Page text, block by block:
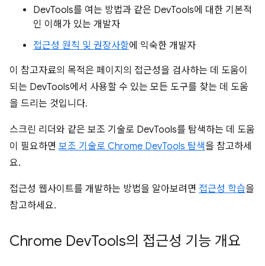
DevTools를 여는 방법과 같은 DevTools에 대한 기본적
인 이해가 있는 개발자
접근성 원칙 및 권장사항에 익숙한 개발자
이 참고자료의 목적은 페이지의 접근성을 검사하는 데 도움이
되는 DevTools에서 사용할 수 있는 모든 도구를 찾는 데 도움
을 드리는 것입니다.
스크린 리더와 같은 보조 기술로 DevTools를 탐색하는 데 도움
이 필요하면 보조 기술로 Chrome DevTools 탐색을 참고하세
요.
접근성 웹사이트를 개발하는 방법을 알아보려면 접근성 학습을
참고하세요.
Chrome DevTools의 접근성 기능 개요